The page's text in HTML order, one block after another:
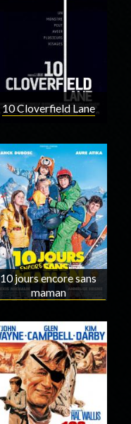
10 Cloverfield Lane
10 jours encore sans
maman